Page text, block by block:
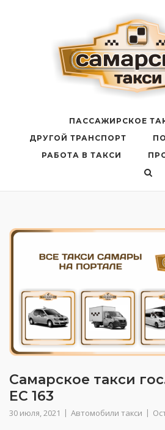
ПАССАЖИРСКОЕ
ДРУГОЙ ТРАНСПОРТ
РАБОТА В ТАКСИ
Самарское такси
ЕС 163
30 июля, 2021 Автомобили такси